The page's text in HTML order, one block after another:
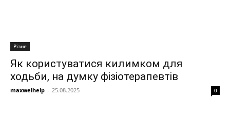
Різне
Як користуватися килимком для
ходьби, на думку фізіотерапевтів
maxwelhelp - 25.08.2025 0